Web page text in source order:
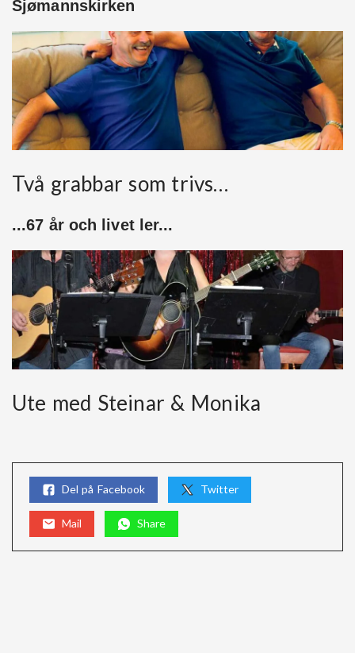
Sjømannskirken
Två grabbar som trivs…
...67 år och livet ler...
Ute med Steinar & Monika
Del på Facebook Twitter
Mail Share